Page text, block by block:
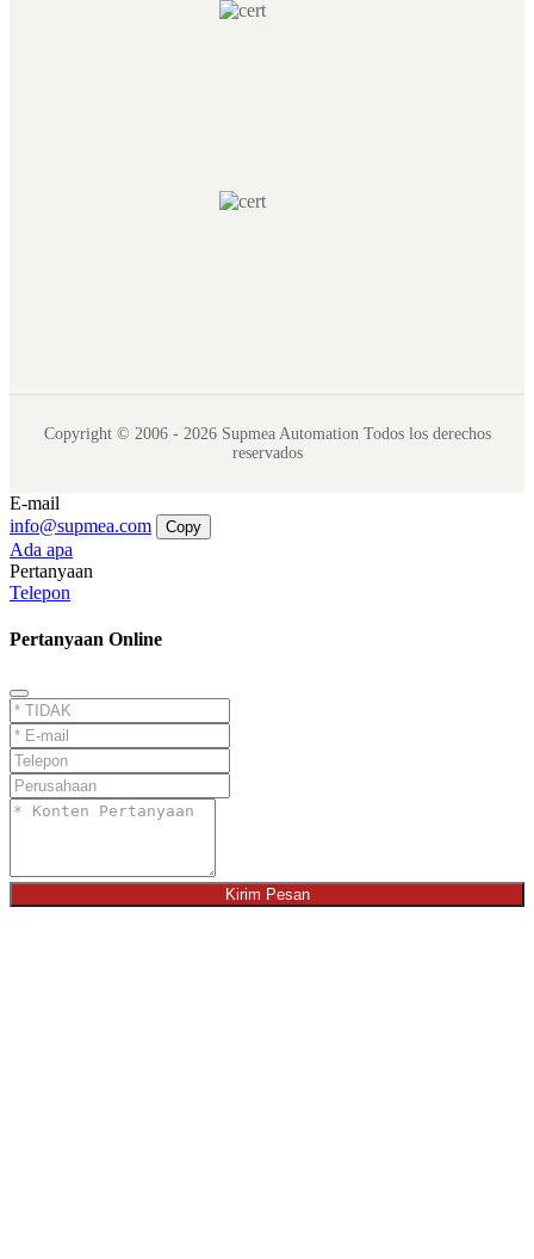
Copyright © 2006 - 2026 Supmea Automation Todos los derechos
reservados
E-mail
info@supmea.com
Copy
Ada apa
Pertanyaan
Telepon
Pertanyaan Online
Kirim Pesan